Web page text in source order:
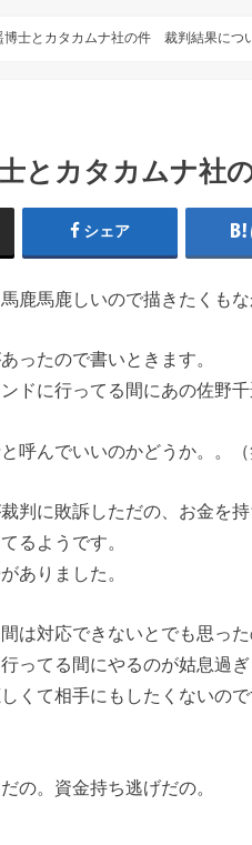
博士とカタカムナ社の件 裁判結果につ
とカタカムナ社
シェア
鹿馬鹿しいので描きたくもな
ったので書いときます。
ドに行ってる間にあの佐野千
呼んでいいのかどうか。。（
判に敗訴しただの、お金を持
るようです。
ありました。
は対応できないとでも思った
ってる間にやるのが姑息過ぎ
くて相手にもしたくないので
の。資金持ち逃げだの。